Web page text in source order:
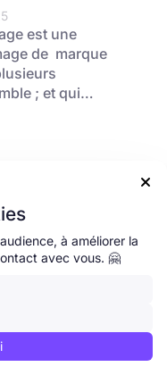
est une
de marque
; et qui…
6

à améliorer la
avec vous. 🤗